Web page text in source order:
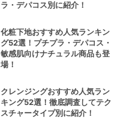
ラ・デパコス別に紹介！
化粧下地おすすめ人気ランキン
グ52選！プチプラ・デパコス・
敏感肌向けナチュラル商品も登
場！
クレンジングおすすめ人気ラン
キング52選！徹底調査してテク
スチャータイプ別に紹介！